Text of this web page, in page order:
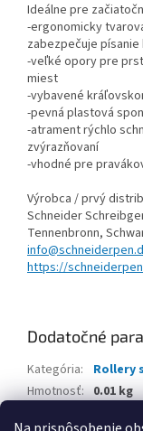
Ideálne pre
-ergonomicky
zabezpečuje písanie
-veľké opory pre
miest
-vybavené
-pevná plastová
-atrament rýchlo
zvýrazňovaní
-vhodné pre
Výrobca / prvý
Schneider
Tennenbronn,
https://
Dodatočné
Kategória:
Rollery
Hmotnosť: 0.01 kg